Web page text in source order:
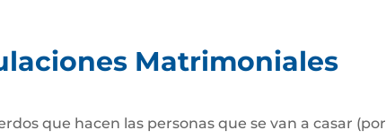
Matrimoniales
que hacen las personas que se van a casar (por